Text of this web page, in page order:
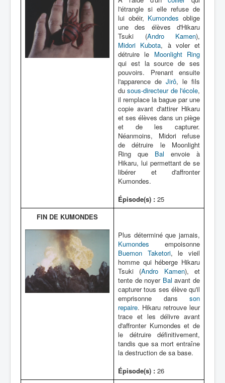
l'étrangle si elle refuse de
lui obéir, Kumondes oblige
une des élèves d'Hikaru
Tsuki (Andro Kamen),
Midori Kubota, à voler et
détruire le Moonlight Ring
qui est la source de ses
pouvoirs. Prenant ensuite
l'apparence de Jirô, le fils
dusous-directeur de l'école,
il remplace la bague par une
copie avant d'attirer Hikaru
et ses élèves dans un piège
et de les capturer.
Néanmoins, Midori refuse
de détruire le Moonlight
Ring que Bal envoie à
Hikaru, lui permettant de se
libérer et d'affronter
Kumondes.
Épisode(s) : 25
FIN DE KUMONDES
Plus déterminé que jamais,
Kumondes empoisonne
Buemon Taketori, le vieil
homme qui héberge Hikaru
Tsuki (Andro Kamen), et
tente de noyer Bal avant de
capturer tous ses élève qu'il
emprisonne dans son
repaire. Hikaru retrouve leur
trace et les délivre avant
d'affronter Kumondes et de
le détruire définitivement,
tandis que sa mort entraîne
la destruction de sa base.
Épisode(s) : 26